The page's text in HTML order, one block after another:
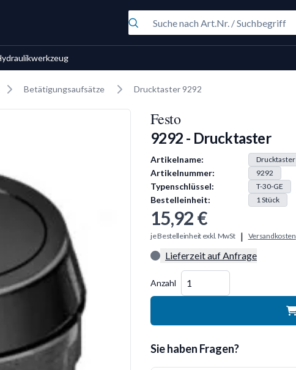
Betätigungsaufsätze Drucktaster 9292
Festo
9292 - Drucktaster
Produkt Information
Artikelname: Drucktaster
Artikelnummer: 9292
Typenschlüssel: T-30-GE
Bestelleinheit: 1Stück
15,92 €
je Bestelleinheit exkl. MwSt | Versandkosten
Lieferzeit auf Anfrage
Anzahl
Sie haben Fragen?